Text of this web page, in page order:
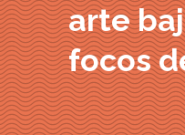
arte
focos